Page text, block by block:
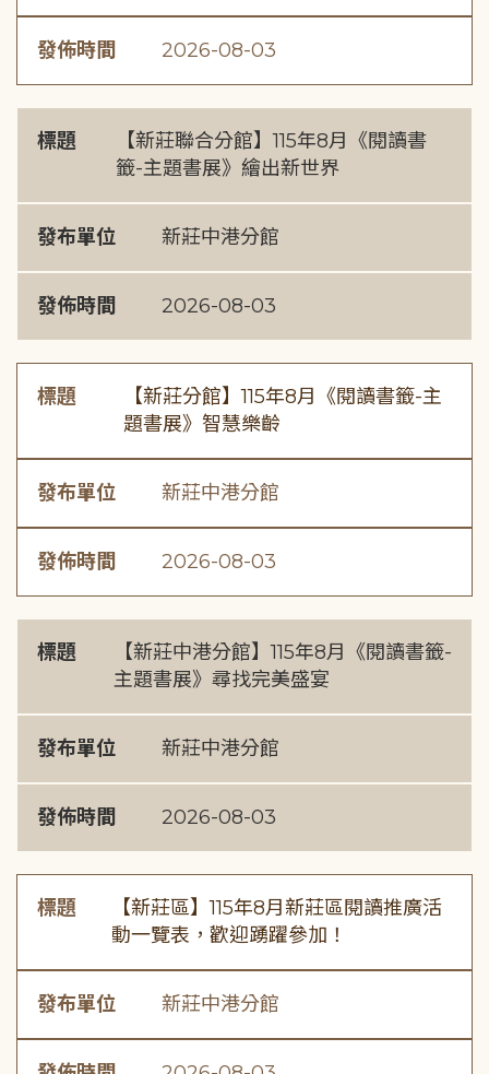
發佈時間 2026-08-03
標題
【新莊聯合分館】115年8月《閱讀書
籤-主題書展》繪出新世界
發布單位 新莊中港分館
發佈時間 2026-08-03
標題
【新莊分館】115年8月《閱讀書籤-主
題書展》智慧樂齡
發布單位 新莊中港分館
發佈時間 2026-08-03
標題
【新莊中港分館】115年8月《閱讀書籤-
主題書展》尋找完美盛宴
發布單位 新莊中港分館
發佈時間 2026-08-03
標題
【新莊區】115年8月新莊區閱讀推廣活
動一覽表，歡迎踴躍參加！
發布單位 新莊中港分館